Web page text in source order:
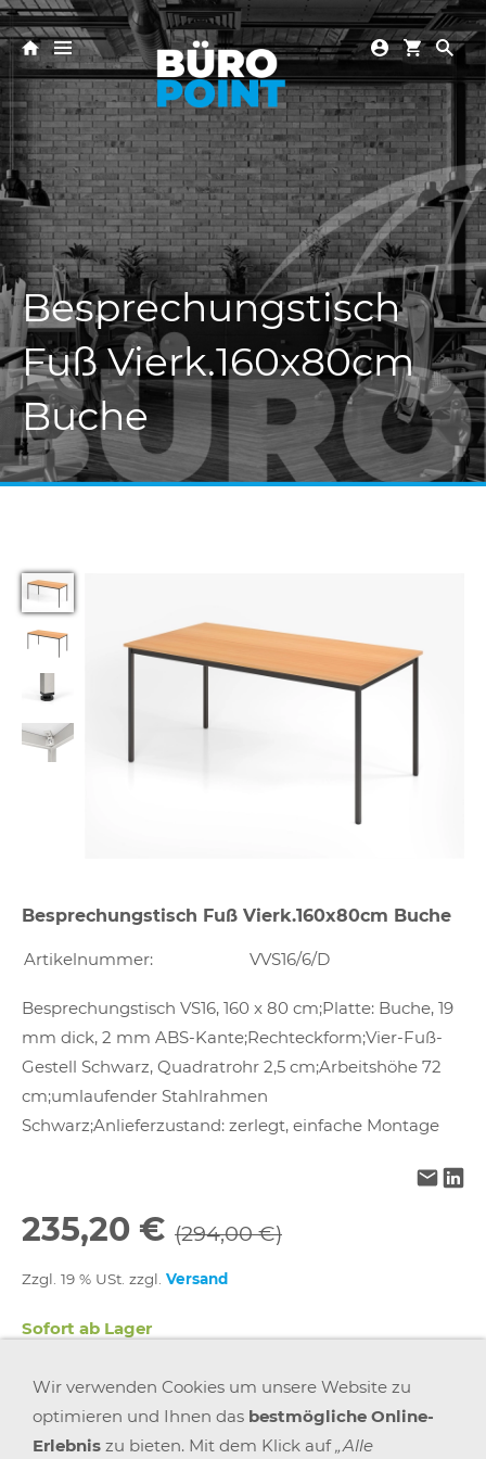
Besprechungstisch
Fuß Vierk.160x80cm
Buche
Besprechungstisch Fuß Vierk.160x80cm Buche
Artikelnummer: VVS16/6/D
Besprechungstisch VS16, 160 x 80 cm;Platte: Buche, 19
mm dick, 2 mm ABS-Kante;Rechteckform;Vier-Fuß-
Gestell Schwarz, Quadratrohr 2,5 cm;Arbeitshöhe 72
cm;umlaufender Stahlrahmen
Schwarz;Anlieferzustand: zerlegt, einfache Montage
235,20 € (294,00 €)
Zzgl. 19 % USt. zzgl. Versand
Sofort ab Lager
Wir verwenden Cookies um unsere Website zu
optimieren und Ihnen das bestmögliche Online-
Erlebnis zu bieten. Mit dem Klick auf„Alle